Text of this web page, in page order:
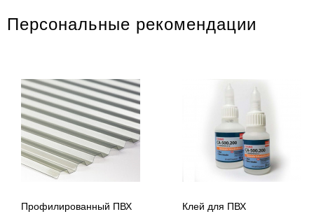
Персональные рекомендации
Профилированный ПВХ
Клей для ПВХ